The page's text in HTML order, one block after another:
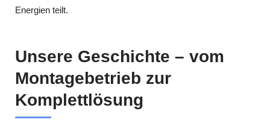
Unsere Geschichte – vom
Montagebetrieb zur
Komplettlösung
Energien teilt.